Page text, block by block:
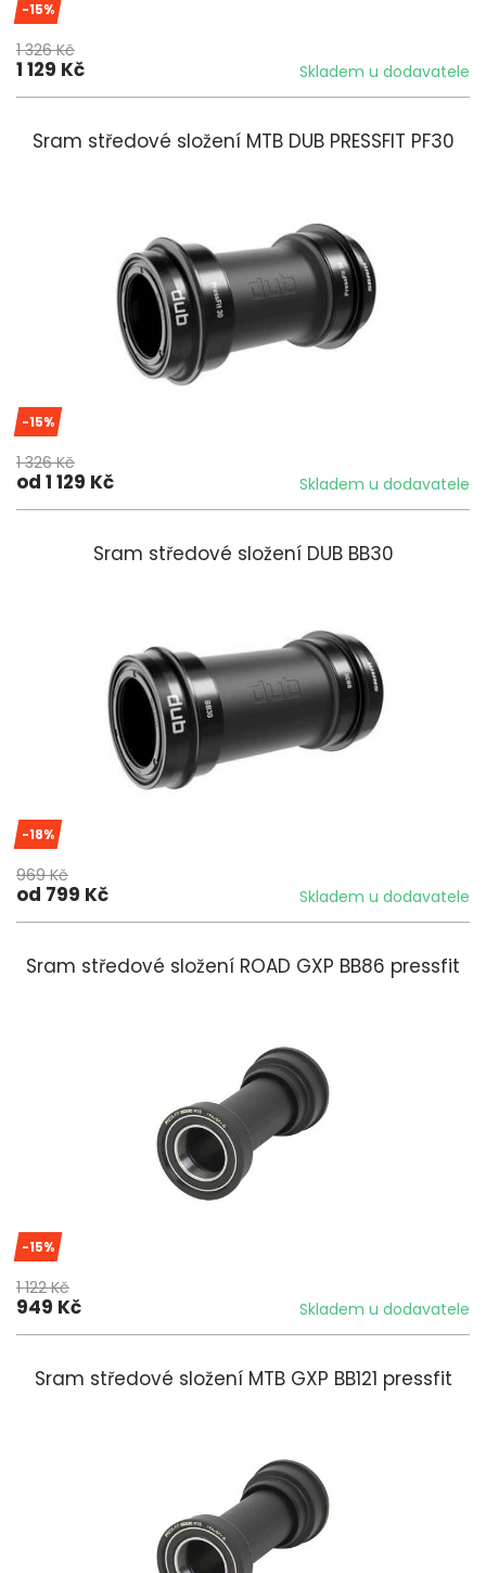
-15%
1 326 Kč
1 129 Kč Skladem u dodavatele
Sram středové složení MTB DUB PRESSFIT PF30
-15%
1 326 Kč
od 1 129 Kč Skladem u dodavatele
Sram středové složení DUB BB30
-18%
969 Kč
od 799 Kč Skladem u dodavatele
Sram středové složení ROAD GXP BB86 pressfit
-15%
1 122 Kč
949 Kč Skladem u dodavatele
Sram středové složení MTB GXP BB121 pressfit